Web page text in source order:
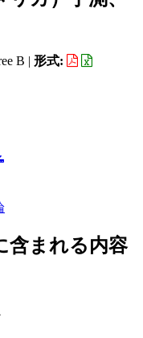
B | 形式:
含まれる内容